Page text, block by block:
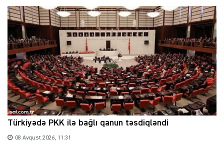
Türkiyədə PKK ilə bağlı qanun təsdiqləndi
08 Avqust 2026, 11:31